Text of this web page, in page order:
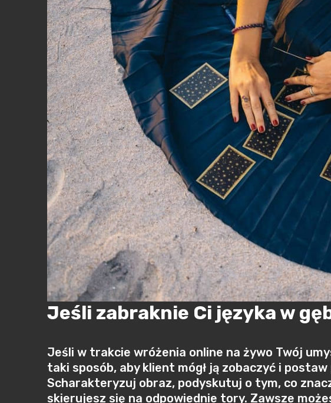
Jeśli zabraknie Ci języka w
Jeśli w trakcie wróżenia online na żywo Twój
taki sposób, aby klient mógł ją zobaczyć i
Scharakteryzuj obraz, podyskutuj o tym, co
skierujesz się na odpowiednie tory. Zawsze